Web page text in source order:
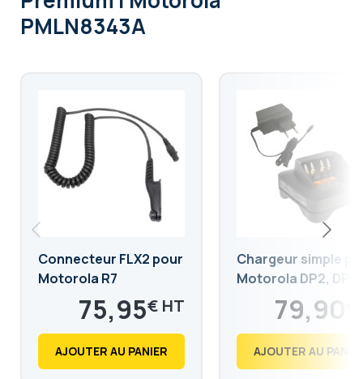
PMLN8343A
Connecteur FLX2 pour
Motorola R7
75,95€
91,14
AJOUTER AU PANIER
Chargeur simple
Motorola DP2, DP4
79,90
95,88
AJOUTER AU